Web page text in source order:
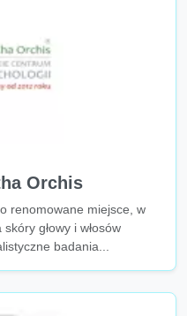
Orchis
renomowane miejsce, w
głowy i włosów
badania...